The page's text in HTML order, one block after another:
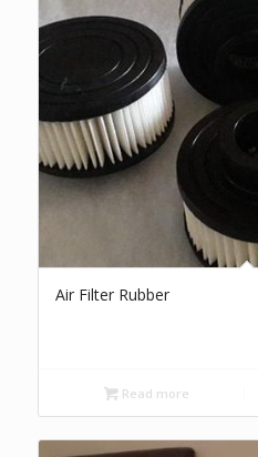
Air Filter Rubber
Read more